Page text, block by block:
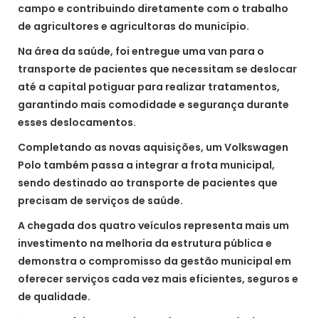
campo e contribuindo diretamente com o trabalho
de agricultores e agricultoras do município.
Na área da saúde, foi entregue uma van para o
transporte de pacientes que necessitam se deslocar
até a capital potiguar para realizar tratamentos,
garantindo mais comodidade e segurança durante
esses deslocamentos.
Completando as novas aquisições, um Volkswagen
Polo também passa a integrar a frota municipal,
sendo destinado ao transporte de pacientes que
precisam de serviços de saúde.
A chegada dos quatro veículos representa mais um
investimento na melhoria da estrutura pública e
demonstra o compromisso da gestão municipal em
oferecer serviços cada vez mais eficientes, seguros e
de qualidade.